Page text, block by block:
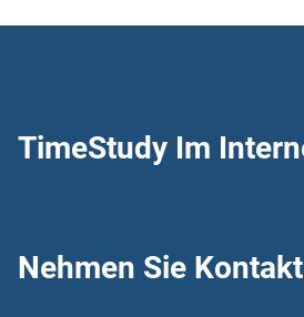
TimeStudy Im
Nehmen Sie